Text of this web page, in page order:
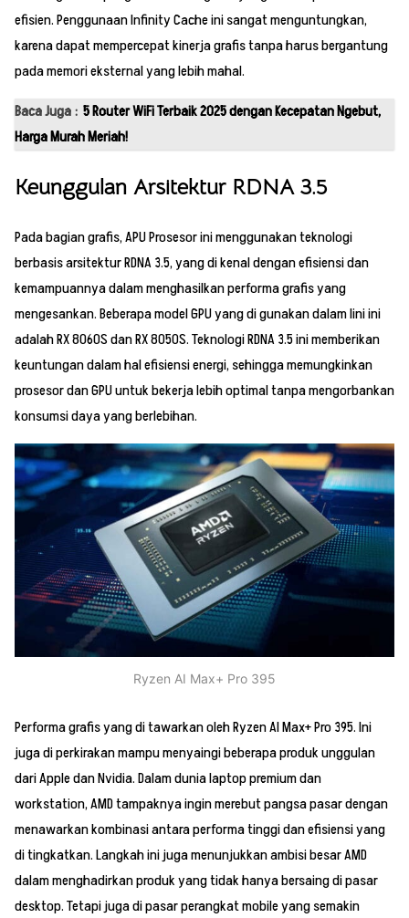
efisien. Penggunaan Infinity Cache ini sangat menguntungkan,
karena dapat mempercepat kinerja grafis tanpa harus bergantung
pada memori eksternal yang lebih mahal.
Baca Juga : 5 Router WiFi Terbaik 2025 dengan Kecepatan Ngebut,
Harga Murah Meriah!
Keunggulan Arsitektur RDNA 3.5
Pada bagian grafis, APU Prosesor ini menggunakan teknologi
berbasis arsitektur RDNA 3.5, yang di kenal dengan efisiensi dan
kemampuannya dalam menghasilkan performa grafis yang
mengesankan. Beberapa model GPU yang di gunakan dalam lini ini
adalah RX 8060S dan RX 8050S. Teknologi RDNA 3.5 ini memberikan
keuntungan dalam hal efisiensi energi, sehingga memungkinkan
prosesor dan GPU untuk bekerja lebih optimal tanpa mengorbankan
konsumsi daya yang berlebihan.
Ryzen AI Max+ Pro 395
Performa grafis yang di tawarkan oleh Ryzen AI Max+ Pro 395. Ini
juga di perkirakan mampu menyaingi beberapa produk unggulan
dari Apple dan Nvidia. Dalam dunia laptop premium dan
workstation, AMD tampaknya ingin merebut pangsa pasar dengan
menawarkan kombinasi antara performa tinggi dan efisiensi yang
di tingkatkan. Langkah ini juga menunjukkan ambisi besar AMD
dalam menghadirkan produk yang tidak hanya bersaing di pasar
desktop. Tetapi juga di pasar perangkat mobile yang semakin